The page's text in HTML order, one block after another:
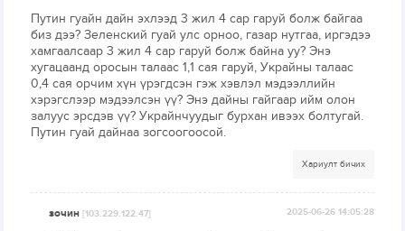
Путин гуайн дайн эхлээд 3 жил 4 сар гаруй болж байгаа
биз дээ? Зеленский гуай улс орноо, газар нутгаа, иргэдээ
хамгаалсаар 3 жил 4 сар гаруй болж байна уу? Энэ
хугацаанд оросын талаас 1,1 сая гаруй, Украйны талаас
0,4 сая орчим хүн үрэгдсэн гэж хэвлэл мэдээллийн
хэрэгслээр мэдээлсэн үү? Энэ дайны гайгаар ийм олон
залуус эрсдэв үү? Украйнчуудыг бурхан ивээх болтугай.
Путин гуай дайнаа зогсоогоосой.
Хариулт бичих
зочин[103.229.122.47] 2025-06-26 14:05:28